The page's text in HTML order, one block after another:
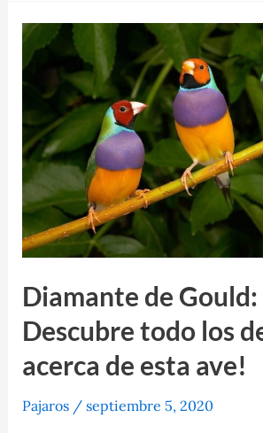
los
buitres
pequeños
del
mundo
Diamante de Gould:
Descubre todo los
acerca de esta ave!
Pajaros/ septiembre 5, 2020